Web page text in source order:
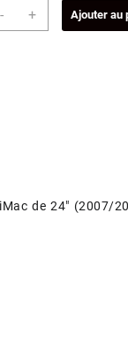
-
quantité
(Reconditionné)
+ Ajouter au
de 24″ (2007/